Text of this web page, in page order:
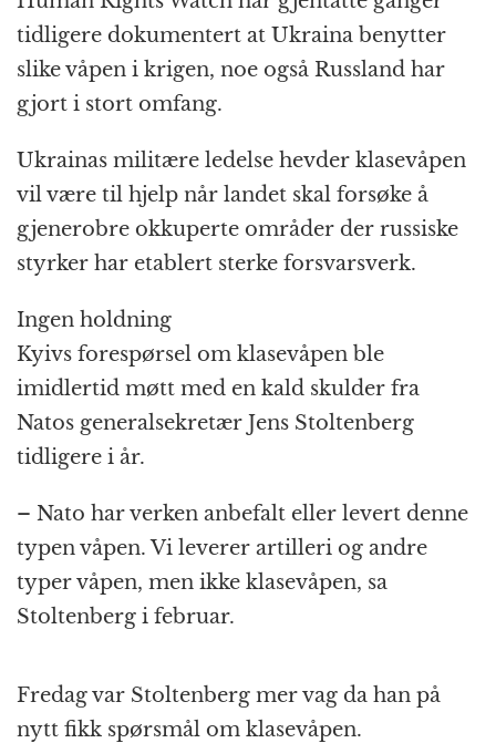
tidligere dokumentert at Ukraina benytter
slike våpen i krigen, noe også Russland har
gjort i stort omfang.
Ukrainas militære ledelse hevder klasevåpen
vil være til hjelp når landet skal forsøke å
gjenerobre okkuperte områder der russiske
styrker har etablert sterke forsvarsverk.
Ingen holdning
Kyivs forespørsel om klasevåpen ble
imidlertid møtt med en kald skulder fra
Natos generalsekretær Jens Stoltenberg
tidligere i år.
– Nato har verken anbefalt eller levert denne
typen våpen. Vi leverer artilleri og andre
typer våpen, men ikke klasevåpen, sa
Stoltenberg i februar.
Fredag var Stoltenberg mer vag da han på
nytt fikk spørsmål om klasevåpen.